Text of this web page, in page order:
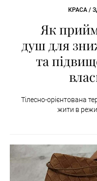
КРАСА /
Як
душ для
та
Тілесно-орієнтована
жити в